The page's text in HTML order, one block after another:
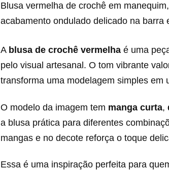
Blusa vermelha de crochê em
acabamento ondulado delicado na barra
A blusa de crochê vermelha é uma
pelo visual artesanal. O tom vibrante
transforma uma modelagem simples em
O modelo da imagem tem manga curta,
a blusa prática para diferentes
mangas e no decote reforça o toque
Essa é uma inspiração perfeita para